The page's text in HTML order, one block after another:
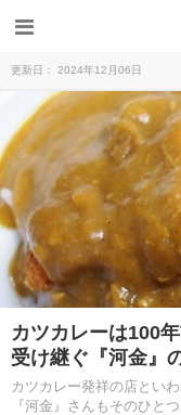
更新日： 2024年12月06日
カツカレーは100
受け継ぐ『河金』
カツカレー発祥の店とい
『河金』さんもそのひと